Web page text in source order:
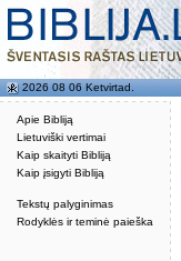
Apie Bibliją
Lietuviški vertimai
Kaip skaityti Bibliją
Kaip įsigyti Bibliją
Tekstų palyginimas
Rodyklės ir teminė paieška
2026 08 06 Ketvirtad.